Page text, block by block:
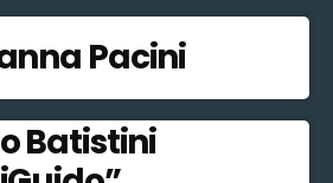
Pacini
Batistini